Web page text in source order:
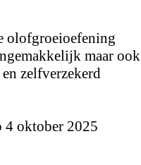
olofgroeioefening
maar
zelfverzekerd
4 oktober 2025